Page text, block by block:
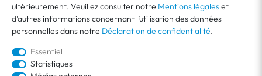
À PROPOS DE VEGA
ultérieurement. Veuillez consulter notre Mentions légaleset
d’autres informations concernant l’utilisation des données
personnelles dans notre Déclaration de confidentialité.
Essentiel
Statistiques